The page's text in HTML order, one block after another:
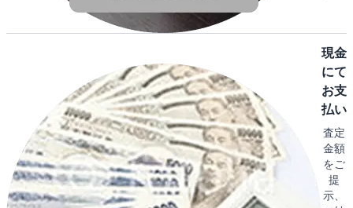
現金
にて
お支
払い
査定
金額
をご
提
示、